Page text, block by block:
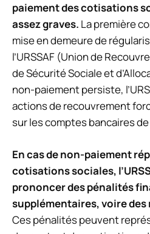
paiement des cotisations
assez graves. La première
mise en demeure de
l’URSSAF (Union de
de Sécurité Sociale et
non-paiement persiste,
actions de recouvrement
sur les comptes bancaires de
En cas de non-paiement
cotisations sociales,
prononcer des pénalités
supplémentaires, voire
Ces pénalités peuvent